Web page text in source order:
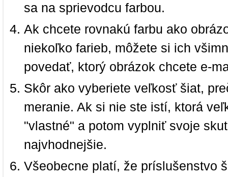
sa na sprievodcu farbou.
Ak chcete rovnakú farbu ako
niekoľko farieb, môžete si ich
povedať, ktorý obrázok chcete e-
Skôr ako vyberiete veľkosť šiat,
meranie. Ak si nie ste istí, ktorá
"vlastné" a potom vyplniť svoje
najvhodnejšie.
Všeobecne platí, že príslušenstvo